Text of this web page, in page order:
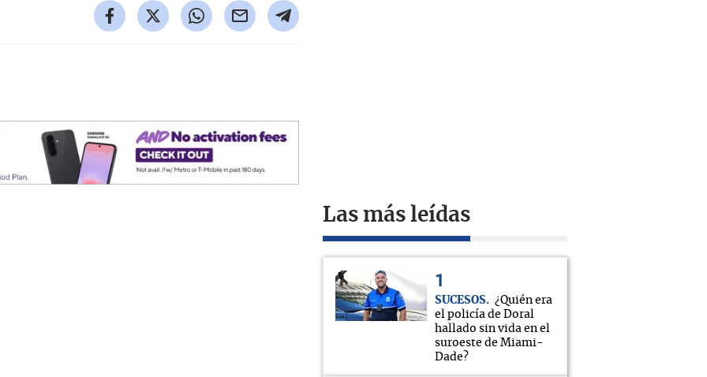
Las más leídas
SUCESOS
¿Quién era
el policía de Doral
hallado sin vida en el
suroeste de Miami-
Dade?